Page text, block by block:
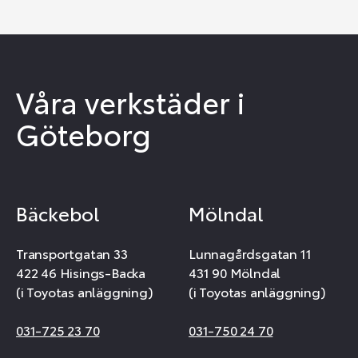
Våra verkstäder i
Göteborg
Bäckebol
Transportgatan 33
422 46 Hisings-Backa
(i Toyotas anläggning)
031-725 23 70
Mölndal
Lunnagårdsgatan 11
431 90 Mölndal
(i Toyotas anläggning)
031-750 24 70